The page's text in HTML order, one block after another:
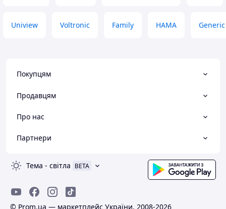
Uniview Voltronic Family HAMA Generic
Покупцям
Продавцям
Про нас
Партнери
Тема - світла BETA
© Prom.ua — маркетплейс України, 2008-2026